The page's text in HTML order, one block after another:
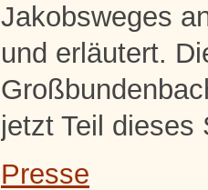
Jakobsweges
und erläutert.
jetzt Teil dieses
Presse